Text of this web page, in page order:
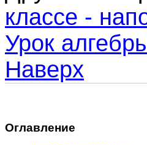
классе -
Урок
Наверх
Оглавление